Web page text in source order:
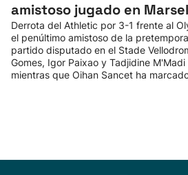
amistoso jugado en
Derrota del Athletic por 3-1 frente al
el penúltimo amistoso de la
partido disputado en el Stade
Gomes, Igor Paixao y Tadjidine
mientras que Oihan Sancet ha